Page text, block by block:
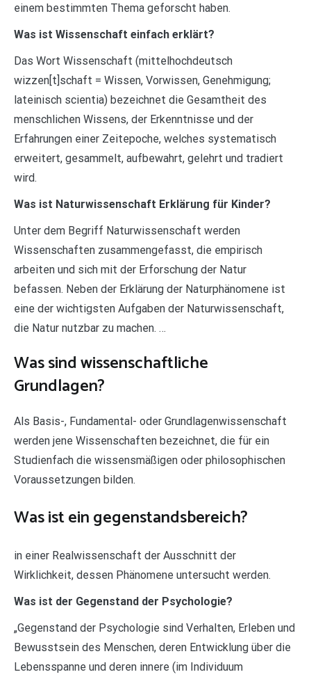
einem bestimmten Thema geforscht haben.
Was ist Wissenschaft einfach erklärt?
Das Wort Wissenschaft (mittelhochdeutsch
wizzen[t]schaft = Wissen, Vorwissen, Genehmigung;
lateinisch scientia) bezeichnet die Gesamtheit des
menschlichen Wissens, der Erkenntnisse und der
Erfahrungen einer Zeitepoche, welches systematisch
erweitert, gesammelt, aufbewahrt, gelehrt und tradiert
wird.
Was ist Naturwissenschaft Erklärung für Kinder?
Unter dem Begriff Naturwissenschaft werden
Wissenschaften zusammengefasst, die empirisch
arbeiten und sich mit der Erforschung der Natur
befassen. Neben der Erklärung der Naturphänomene ist
eine der wichtigsten Aufgaben der Naturwissenschaft,
die Natur nutzbar zu machen. …
Was sind wissenschaftliche
Grundlagen?
Als Basis-, Fundamental- oder Grundlagenwissenschaft
werden jene Wissenschaften bezeichnet, die für ein
Studienfach die wissensmäßigen oder philosophischen
Voraussetzungen bilden.
Was ist ein gegenstandsbereich?
in einer Realwissenschaft der Ausschnitt der
Wirklichkeit, dessen Phänomene untersucht werden.
Was ist der Gegenstand der Psychologie?
„Gegenstand der Psychologie sind Verhalten, Erleben und
Bewusstsein des Menschen, deren Entwicklung über die
Lebensspanne und deren innere (im Individuum